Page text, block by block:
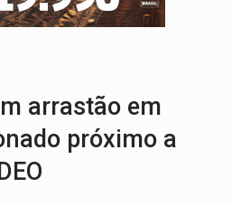
Flávio Bolsonaro escolhe Alfredo Gaspar como vice, alvo de
arrastão em
próximo a